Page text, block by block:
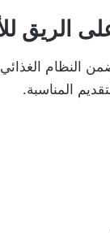
الريق
النظام الغذائي
المناسبة.